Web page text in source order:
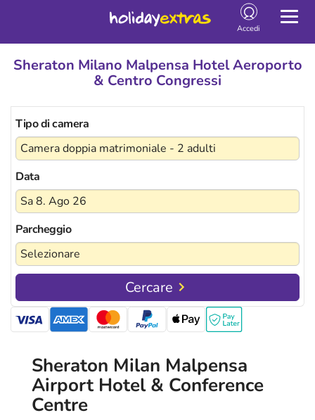
Accedi
Sheraton Milano Malpensa Hotel Aeroporto
& Centro Congressi
Tipo di camera
Data
Parcheggio
Cercare
Sheraton Milan Malpensa
Airport Hotel & Conference
Centre